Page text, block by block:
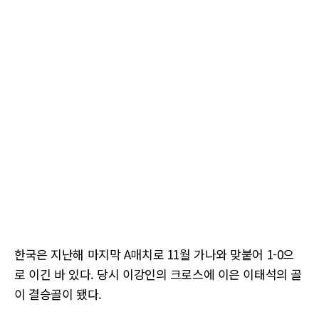
한국은 지난해 마지막 A매치로 11월 가나와 맞붙어 1-0으
로 이긴 바 있다. 당시 이강인의 크로스에 이은 이태석의 골
이 결승골이 됐다.